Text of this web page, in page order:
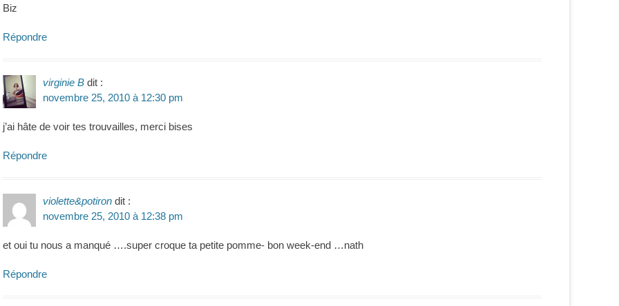
Biz
Répondre
virginie B dit :
novembre 25, 2010 à 12:30 pm
j’ai hâte de voir tes trouvailles, merci bises
Répondre
violette&potiron dit :
novembre 25, 2010 à 12:38 pm
et oui tu nous a manqué ….super croque ta petite pomme- bon week-end …nath
Répondre